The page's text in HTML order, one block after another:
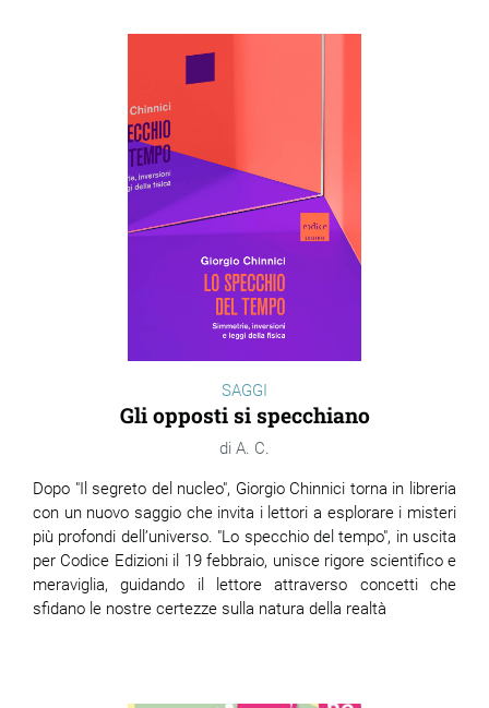
SAGGI
Gli opposti si specchiano
A. C.
Dopo "Il segreto del nucleo", Giorgio Chinnici torna in libreria
con un nuovo saggio che invita i lettori a esplorare i misteri
più profondi dell’universo. "Lo specchio del tempo", in uscita
per Codice Edizioni il 19 febbraio, unisce rigore scientifico e
meraviglia, guidando il lettore attraverso concetti che
sfidano le nostre certezze sulla natura della realtà